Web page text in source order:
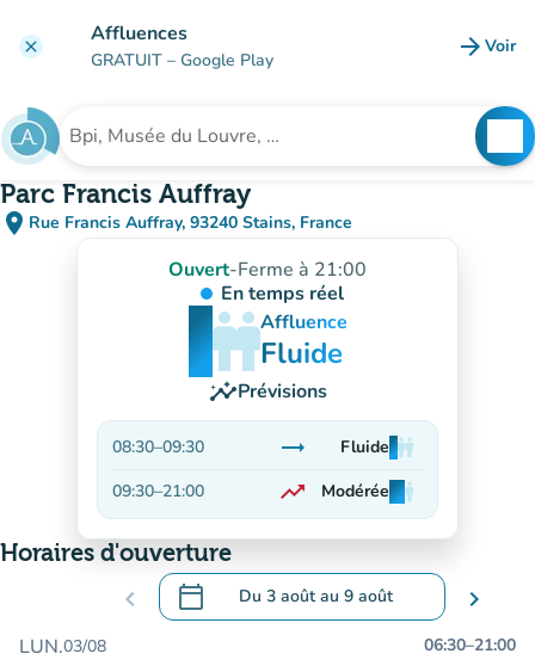
clear Affluences
GRATUIT – Google Play arrow_forward Voir
Rechercher un établissement
Parc Francis Auffray
place Rue Francis Auffray, 93240 Stains, France
(ouvrir dans Google Maps)
(nouvel onglet)
Ouvert-Ferme à 21:00
En temps réel
man
man
manAffluence
Fluide
insightsPrévisions
08:30–09:30 trending_flat Fluideman
man
man
09:30–21:00 trending_up
En hausse
Modéréeman
man
man
Horaires d'ouverture
chevron_left calendar_today Du 3 aoûtau 9 août
.Ouvrir le calendrier pour changer de
chevron_right
LUN.03/08 06:30–21:00